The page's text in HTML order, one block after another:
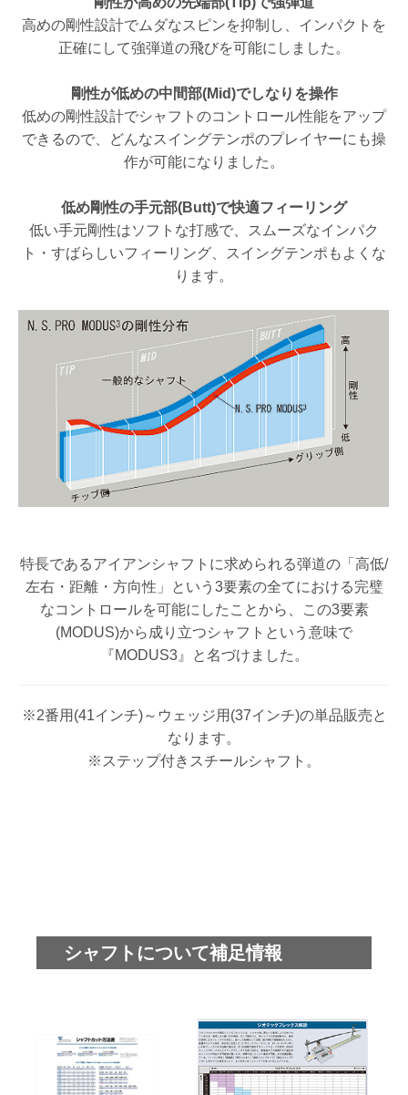
高めの剛性設計でムダなスピンを抑制し、インパクトを
正確にして強弾道の飛びを可能にしました。
剛性が低めの中間部(Mid)でしなりを操作
低めの剛性設計でシャフトのコントロール性能をアップ
できるので、どんなスイングテンポのプレイヤーにも操
作が可能になりました。
低め剛性の手元部(Butt)で快適フィーリング
低い手元剛性はソフトな打感で、スムーズなインパク
ト・すばらしいフィーリング、スイングテンポもよくな
ります。
特長であるアイアンシャフトに求められる弾道の「高低/
左右・距離・方向性」という3要素の全てにおける完璧
なコントロールを可能にしたことから、この3要素
(MODUS)から成り立つシャフトという意味で
『MODUS3』と名づけました。
※2番用(41インチ)～ウェッジ用(37インチ)の単品販売と
なります。
※ステップ付きスチールシャフト。
シャフトについて補足情報